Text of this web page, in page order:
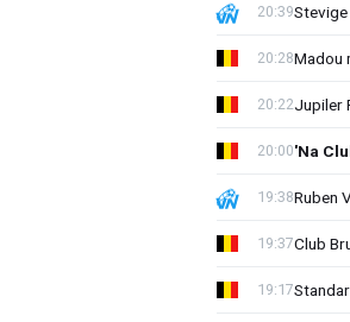
20:39
Madou
20:28
Jupiler
20:22
'Na
20:00
Ruben
19:38
Club
19:37
19:17